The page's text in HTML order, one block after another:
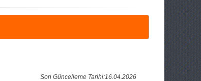
Son Güncelleme Tarihi:16.04.2026